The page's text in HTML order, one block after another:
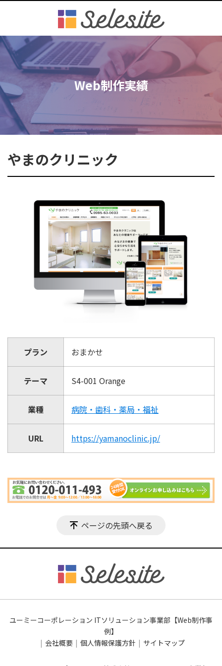
Web制作実績
やまのクリニック
プラン おまかせ
テーマ S4-001 Orange
業種 病院・歯科・薬局・福祉
URL https://yamanoclinic.jp/
ページの先頭へ戻る
ユーミーコーポレーション ITソリューション事業部【Web制作事
例】
会社概要
個人情報保護方針 サイトマップ